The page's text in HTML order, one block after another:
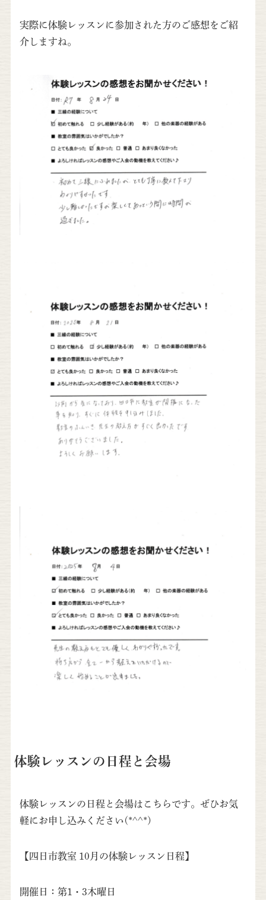
実際に体験レッスンに参加された方のご感想をご紹
介しますね。
体験レッスンの日程と会場
体験レッスンの日程と会場はこちらです。ぜひお気
軽にお申し込みください(*^^*)
【四日市教室 10月の体験レッスン日程】
開催日：第1・3木曜日